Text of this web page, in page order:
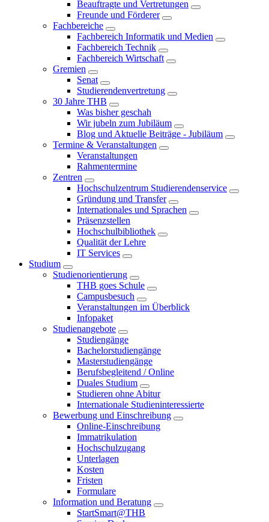
Beauftragte und Vertretungen
Freunde und Förderer
Fachbereiche
Fachbereich Informatik und Medien
Fachbereich Technik
Fachbereich Wirtschaft
Gremien
Senat
Studierendenvertretung
30 Jahre THB
Was bisher geschah
Wir jubeln zum Jubiläum
Blog und Aktuelle Beiträge - Jubiläum
Termine & Veranstaltungen
Veranstaltungen
Rahmentermine
Zentren
Hochschulzentrum Studierendenservice
Gründung und Transfer
Internationales und Sprachen
Präsenzstellen
Hochschulbibliothek
Qualität der Lehre
IT Services
Studium
Studienorientierung
THB goes Schule
Campusbesuch
Veranstaltungen im Überblick
Infopaket
Studienangebote
Studiengänge
Bachelorstudiengänge
Masterstudiengänge
Berufsbegleitend / Online
Duales Studium
Studieren ohne Abitur
Internationale Studieninteressierte
Bewerbung und Einschreibung
Online-Einschreibung
Immatrikulation
Hochschulzugang
Unterlagen
Kosten
Fristen
Formulare
Information und Beratung
StartSmart@THB